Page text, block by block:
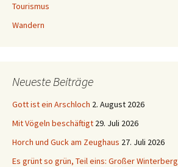
Tourismus
Wandern
Neueste Beiträge
Gott ist ein Arschloch 2. August 2026
Mit Vögeln beschäftigt 29. Juli 2026
Horch und Guck am Zeughaus 27. Juli 2026
Es grünt so grün, Teil eins: Großer Winterberg